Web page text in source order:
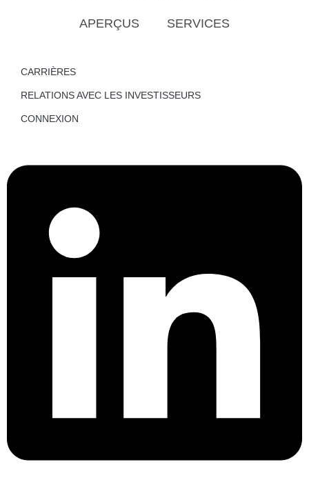
APERÇUS SERVICES
CARRIÈRES
RELATIONS AVEC LES INVESTISSEURS
CONNEXION